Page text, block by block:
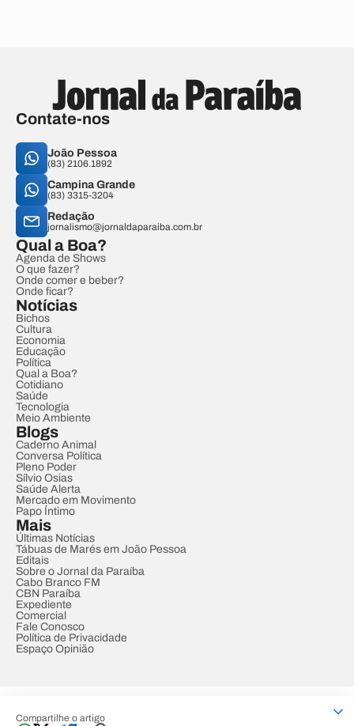
Compartilhe o artigo
Contate-nos
João Pessoa
(83) 2106.1892
Campina Grande
(83) 3315-3204
Redação
jornalismo@jornaldaparaiba.com.br
Qual a Boa?
Agenda de Shows
O que fazer?
Onde comer e beber?
Onde ficar?
Notícias
Bichos
Cultura
Economia
Educação
Política
Qual a Boa?
Cotidiano
Saúde
Tecnologia
Meio Ambiente
Blogs
Caderno Animal
Conversa Política
Pleno Poder
Sílvio Osias
Saúde Alerta
Mercado em Movimento
Papo Íntimo
Mais
Últimas Notícias
Tábuas de Marés em João Pessoa
Editais
Sobre o Jornal da Paraíba
Cabo Branco FM
CBN Paraíba
Expediente
Comercial
Fale Conosco
Política de Privacidade
Espaço Opinião